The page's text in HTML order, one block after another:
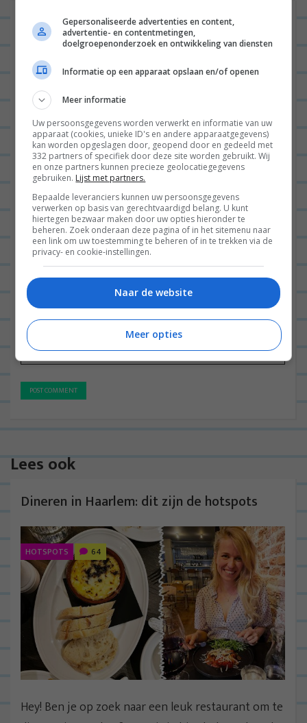
Laat een reactie achter
Het e-mailadres wordt niet gepubliceerd.Vereiste
velden zijn gemarkeerd met*
Naam*
E-mail*
Site
Lees ook
Dineren in Haarlem: dit zijn de hotspots
HOTSPOTS 64
Hey! Ben je op zoek naar een leuk restaurant om te
Gepersonaliseerde advertenties en content,
advertentie- en contentmetingen,
doelgroepenonderzoek en ontwikkeling van diensten
Informatie op een apparaat opslaan en/of openen
Meer informatie
Uw persoonsgegevens worden verwerkt en informatie van uw
apparaat (cookies, unieke ID's en andere apparaatgegevens)
kan worden opgeslagen door, geopend door en gedeeld met
332 partners of specifiek door deze site worden gebruikt. Wij
en onze partners kunnen precieze geolocatiegegevens
gebruiken. Lijst met partners.
Bepaalde leveranciers kunnen uw persoonsgegevens
verwerken op basis van gerechtvaardigd belang. U kunt
hiertegen bezwaar maken door uw opties hieronder te
beheren. Zoek onderaan deze pagina of in het sitemenu naar
een link om uw toestemming te beheren of in te trekken via de
privacy- en cookie-instellingen.
Naar de website
Meer opties